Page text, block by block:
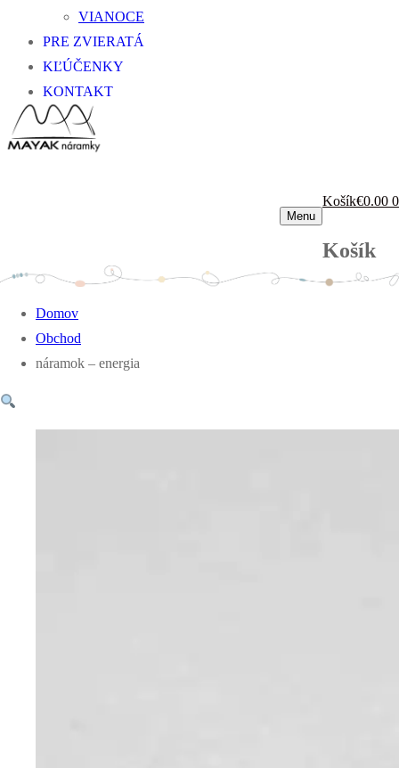
VIANOCE
PRE ZVIERATÁ
KĽÚČENKY
KONTAKT
Menu
Košík€0.00 0
Košík
Domov
Obchod
náramok – energia